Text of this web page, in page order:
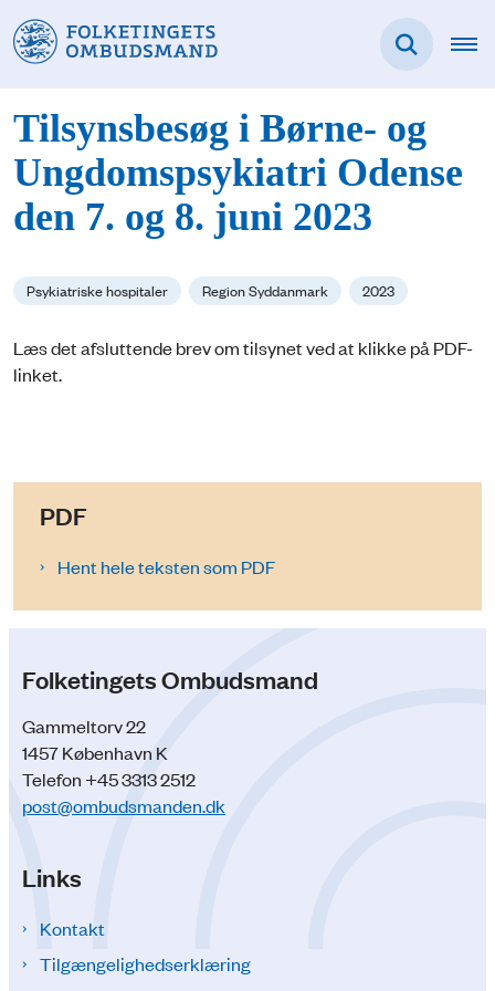
Tilsynsbesøg i Børne- og
Ungdomspsykiatri Odense
den 7. og 8. juni 2023
Psykiatriske hospitaler Region Syddanmark 2023
Læs det afsluttende brev om tilsynet ved at klikke på PDF-
linket.
PDF
Hent hele teksten som PDF
Folketingets Ombudsmand
Gammeltorv 22
1457 København K
Telefon +45 3313 2512
post@ombudsmanden.dk
Links
Kontakt
Tilgængelighedserklæring